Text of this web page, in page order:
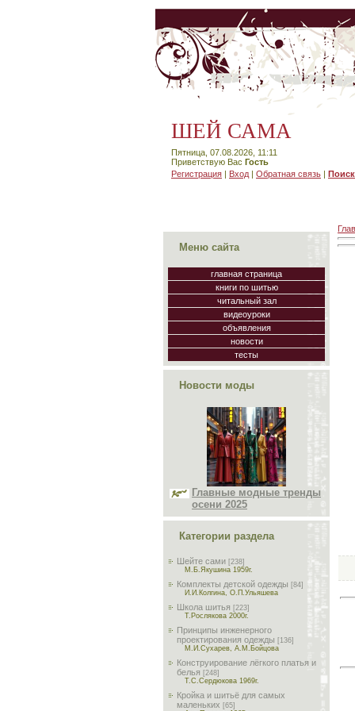
ШЕЙ САМА
Пятница, 07.08.2026, 11:11
Приветствую Вас Гость
Регистрация | Вход | Обратная связь |
Меню сайта
главная страница
книги по шитью
читальный зал
видеоуроки
объявления
новости
тесты
Новости моды
Главные модные тренды
осени 2025
Категории раздела
Шейте сами [238]
М.Б.Якушина 1959г.
Комплекты детской одежды [84]
И.И.Колгина, О.П.Ульяшева
Школа шитья [223]
Т.Рослякова 2000г.
Принципы инженерного
проектирования одежды [136]
М.И.Сухарев, А.М.Бойцова
Конструирование лёгкого платья и
белья [248]
Т.С.Сердюкова 1969г.
Кройка и шитьё для самых
маленьких [65]